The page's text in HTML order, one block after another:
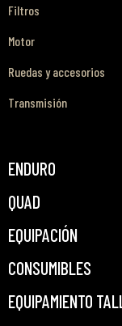
Filtros
Motor
Ruedas y accesorios
Transmisión
ENDURO
QUAD
EQUIPACIÓN
CONSUMIBLES
EQUIPAMIENTO